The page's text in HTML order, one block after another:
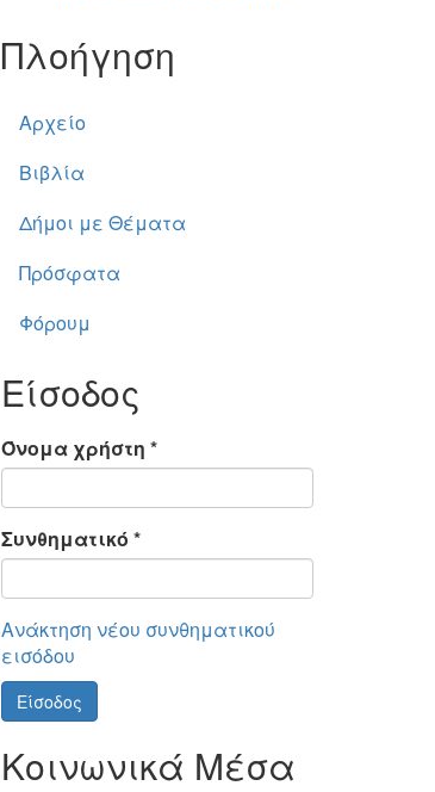
Πλοήγηση
Αρχείο
Βιβλία
Δήμοι με Θέματα
Πρόσφατα
Φόρουμ
Είσοδος
Όνομα χρήστη *
Συνθηματικό *
Ανάκτηση νέου συνθηματικού
εισόδου
Είσοδος
Κοινωνικά Μέσα